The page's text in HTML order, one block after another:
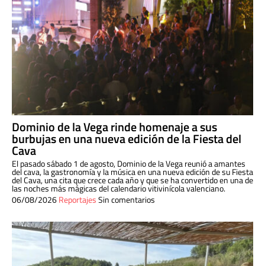
Dominio de la Vega rinde homenaje a sus
burbujas en una nueva edición de la Fiesta del
Cava
El pasado sábado 1 de agosto, Dominio de la Vega reunió a amantes
del cava, la gastronomía y la música en una nueva edición de su Fiesta
del Cava, una cita que crece cada año y que se ha convertido en una de
las noches más mágicas del calendario vitivinícola valenciano.
06/08/2026ReportajesSin comentarios